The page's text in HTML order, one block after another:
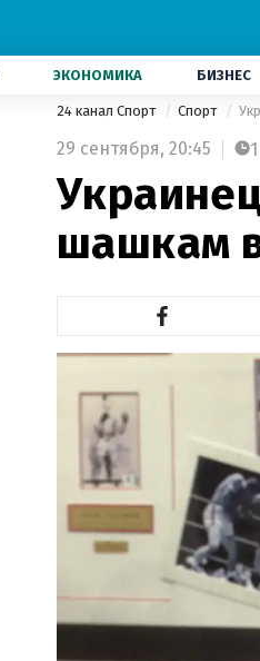
ЭКОНОМИКА БИЗНЕС
24 канал Спорт Спорт
29 сентября, 20:45 1
шашкам